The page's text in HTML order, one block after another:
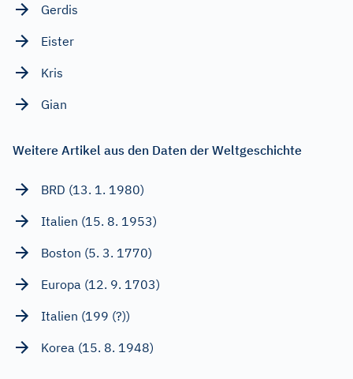
Gerdis
Eister
Kris
Gian
Weitere Artikel aus den Daten der Weltgeschichte
BRD (13. 1. 1980)
Italien (15. 8. 1953)
Boston (5. 3. 1770)
Europa (12. 9. 1703)
Italien (199 (?))
Korea (15. 8. 1948)